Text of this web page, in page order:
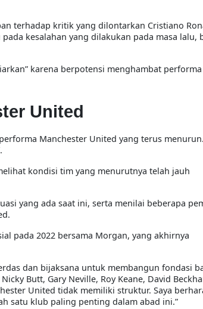
terhadap kritik yang dilontarkan Cristiano
kesalahan yang dilakukan pada masa lalu,
karena berpotensi menghambat
United
Manchester United yang terus
kondisi tim yang menurutnya telah jauh
yang ada saat ini, serta menilai beberapa
pada 2022 bersama Morgan, yang akhirnya
dan bijaksana untuk membangun fondasi
Butt, Gary Neville, Roy Keane, David
United tidak memiliki struktur. Saya
satu klub paling penting dalam abad ini.”